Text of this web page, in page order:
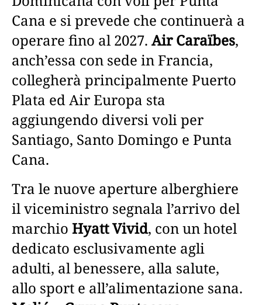
Cana e si prevede che continuerà a
operare fino al 2027. Air Caraïbes,
anch’essa con sede in Francia,
collegherà principalmente Puerto
Plata ed Air Europa sta
aggiungendo diversi voli per
Santiago, Santo Domingo e Punta
Cana.
Tra le nuove aperture alberghiere
il viceministro segnala l’arrivo del
marchio Hyatt Vivid, con un hotel
dedicato esclusivamente agli
adulti, al benessere, alla salute,
allo sport e all’alimentazione sana.